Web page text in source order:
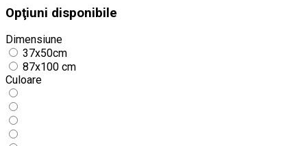
Opţiuni disponibile
Dimensiune
37x50cm
87x100 cm
Culoare